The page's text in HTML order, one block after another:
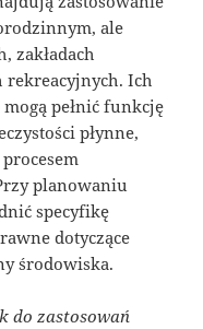
ale
zakładach
rekreacyjnych. Ich
pełnić funkcję
płynne,
planowaniu
specyfikę
dotyczące
środowiska.
do zastosowań